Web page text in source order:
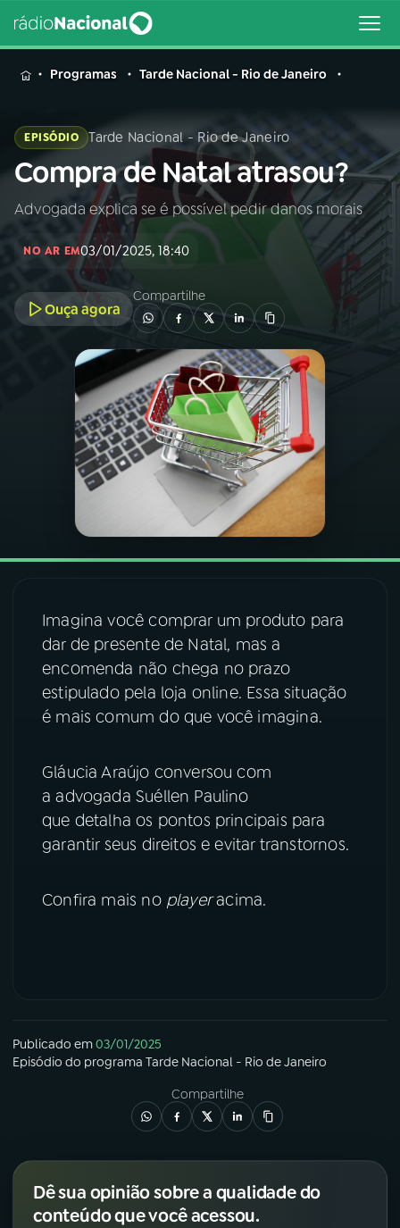
MENU
Buscar
na
Rádio
Nacional
Buscar
01INÍCIO
A RÁDIO
PROGRAMAÇÃO
05PODCASTS
06VIDEOCASTS
07 ÚLTIMAS
ACOMPANHE A RÁDIO NACIONAL
Facebook
Programas Tarde Nacional - Rio de Janeiro
EPISÓDIO Tarde Nacional - Rio de Janeiro
Compra de Natal atrasou?
Advogada explica se é possível pedir danos morais
NO AR EM03/01/2025, 18:40
Ouça agora
Compartilhe
Imagina você comprar um produto para
dar de presente de Natal, mas a
encomenda não chega no prazo
estipulado pela loja online. Essa situação
é mais comum do que você imagina.
Gláucia Araújo conversou com
a advogada Suéllen Paulino
que detalha os pontos principais para
garantir seus direitos e evitar transtornos.
Confira mais no playeracima.
Publicado em03/01/2025
Episódio do programa Tarde Nacional - Rio de Janeiro
Compartilhe
Dê sua opinião sobre a qualidade do
conteúdo que você acessou.